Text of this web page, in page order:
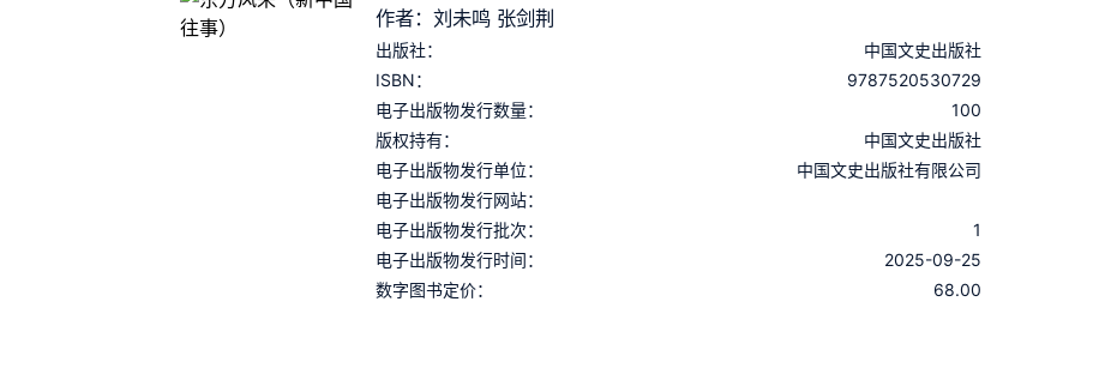
作者：刘未鸣 张剑荆
出版社：
中国文史出版社
ISBN：
9787520530729
电子出版物发行数量：
100
版权持有：
中国文史出版社
电子出版物发行单位：
中国文史出版社有限公司
电子出版物发行网站：
电子出版物发行批次：
1
电子出版物发行时间：
2025-09-25
数字图书定价：
68.00